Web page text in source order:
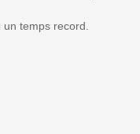
temps record.